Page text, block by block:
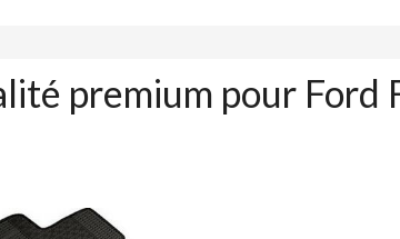
premium pour Ford